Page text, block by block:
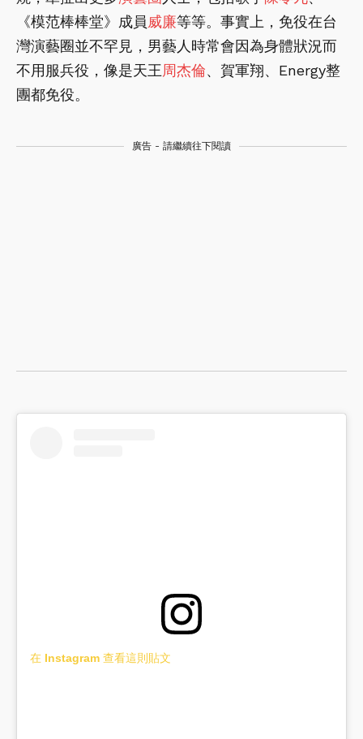
《模范棒棒堂》成員威廉等等。事實上，免役在台
灣演藝圈並不罕見，男藝人時常會因為身體狀況而
不用服兵役，像是天王周杰倫、賀軍翔、Energy整
團都免役。
廣告 - 請繼續往下閱讀
在 Instagram 查看這則貼文